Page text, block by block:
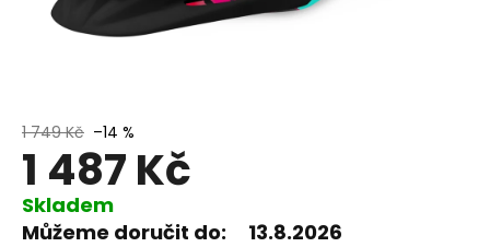
1 749 Kč –14 %
1 487 Kč
Skladem
Můžeme doručit do:
13.8.2026